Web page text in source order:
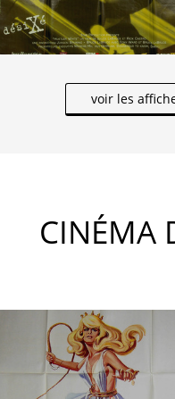
voir les
CINÉMA